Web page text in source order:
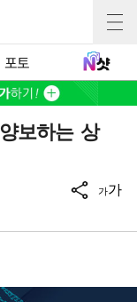
포토
보하는 상
가가